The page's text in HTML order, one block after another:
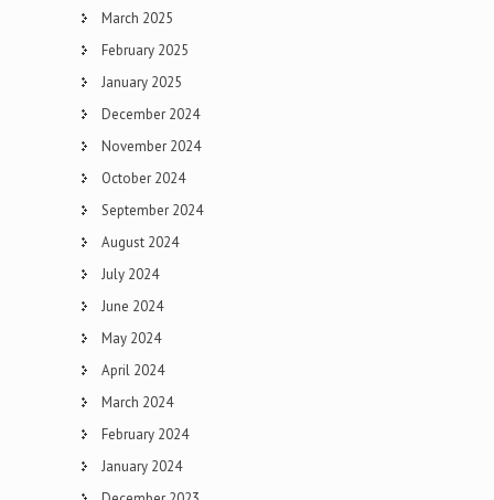
March 2025
February 2025
January 2025
December 2024
November 2024
October 2024
September 2024
August 2024
July 2024
June 2024
May 2024
April 2024
March 2024
February 2024
January 2024